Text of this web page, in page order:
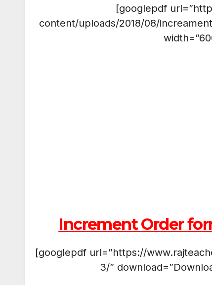
[googlepdf
content/uploads/2018/08/
Increment Order
[googlepdf url=”https://
3/”